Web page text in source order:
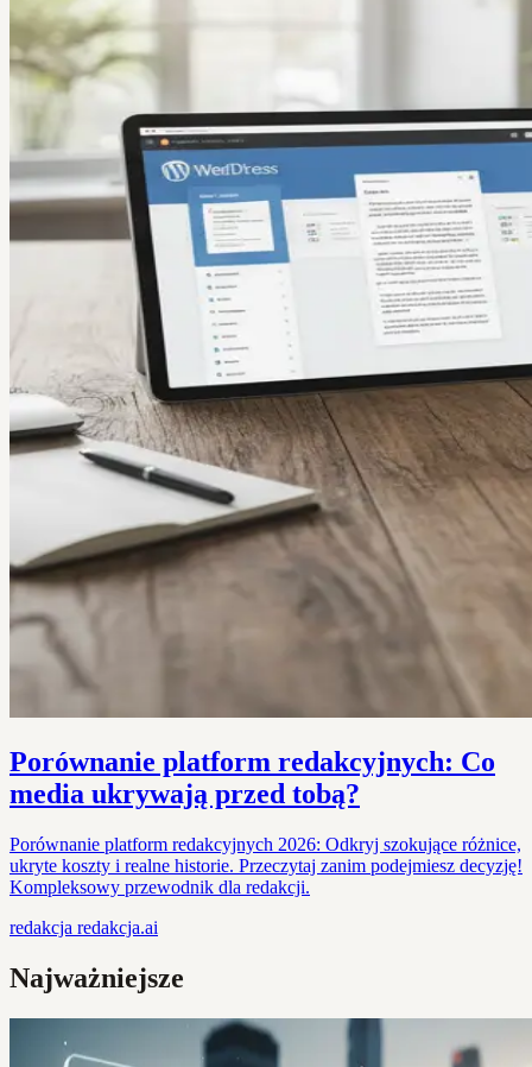
Porównanie platform redakcyjnych: Co
media ukrywają przed tobą?
Porównanie platform redakcyjnych 2026: Odkryj szokujące różnice,
ukryte koszty i realne historie. Przeczytaj zanim podejmiesz decyzję!
Kompleksowy przewodnik dla redakcji.
redakcja redakcja.ai
Najważniejsze